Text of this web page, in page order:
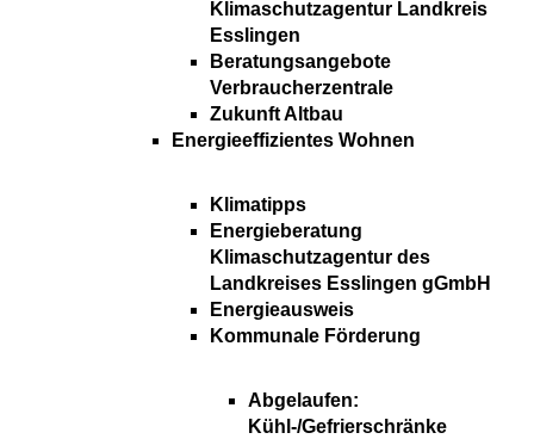
Klimaschutzagentur Landkreis
Esslingen
Beratungsangebote
Verbraucherzentrale
Zukunft Altbau
Energieeffizientes Wohnen
Klimatipps
Energieberatung
Klimaschutzagentur des
Landkreises Esslingen gGmbH
Energieausweis
Kommunale Förderung
Abgelaufen:
Kühl-/Gefrierschränke